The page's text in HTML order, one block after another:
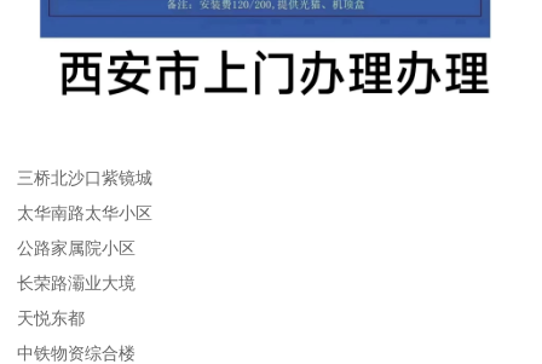
三桥北沙口紫镜城
太华南路太华小区
公路家属院小区
长荣路灞业大境
天悦东都
中铁物资综合楼